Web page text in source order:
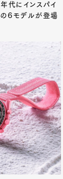
年代にインスパイ
の６モデルが登場